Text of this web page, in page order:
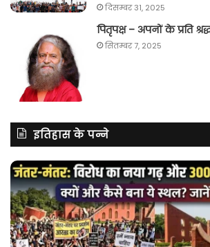
दिसम्बर 31, 2025
पितृपक्ष – अपनों के प्रति
सितम्बर 7, 2025
इतिहास के पन्ने